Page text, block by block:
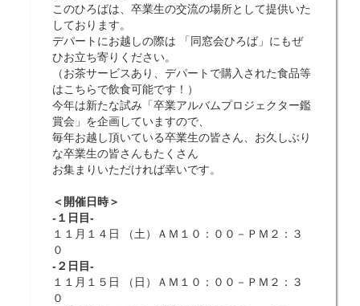
このひろばは、卒業生の交流の場所として提供いた
しております。
デパートにお越しの際は 「同窓会ひろば」にもぜ
ひお立ち寄りください。
（お茶サービスあり、デパートで購入された食品等
はこちらで飲食可能です！）
今年は新たな試み「卒業アルバムプロジェクター鑑
賞会」を企画していますので、
毎年お越し頂いている卒業生の皆さん、お久しぶり
な卒業生の皆さんもたくさん
お集まりいただければ幸いです。
＜開催日時＞
-１日目-
１１月１４日 （土）ＡＭ１０：００－ＰＭ２：３
０
-２日目-
１１月１５日 （日）ＡＭ１０：００－ＰＭ２：３
０